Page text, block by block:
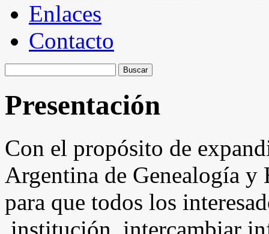
Enlaces
Contacto
Presentación
Con el propósito de
Argentina de Genealogía
para que todos los
institución, intercambiar